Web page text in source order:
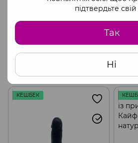
підтвердьте свій
Так
Ні
присоскою Pure Bliss MINI
Green, натуральне
КЕШБЕК